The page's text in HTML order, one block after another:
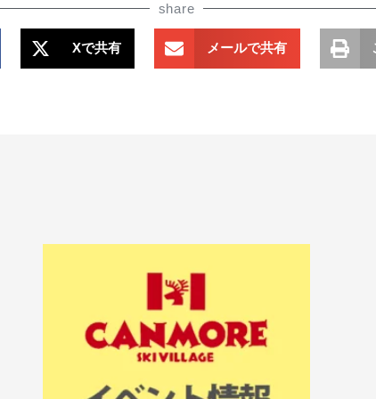
share
Xで共有 メールで共有